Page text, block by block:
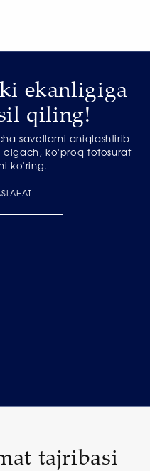
ekanligiga
qiling!
savollarni aniqlashtirib
olgach, ko'proq fotosurat
ko'ring.
tajribasi